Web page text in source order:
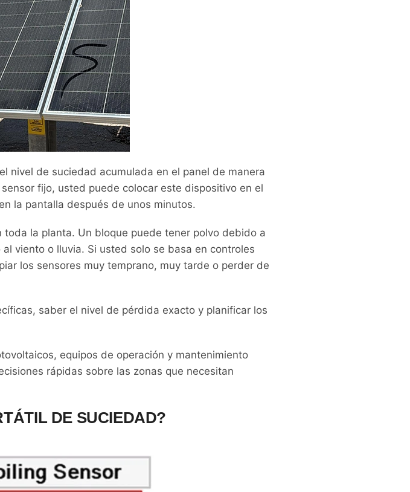
nivel de suciedad acumulada en el panel de manera
fijo, usted puede colocar este dispositivo en el
la pantalla después de unos minutos.
la planta. Un bloque puede tener polvo debido a
viento o lluvia. Si usted solo se basa en controles
los sensores muy temprano, muy tarde o perder de
saber el nivel de pérdida exacto y planificar los
equipos de operación y mantenimiento
rápidas sobre las zonas que necesitan
DE SUCIEDAD?